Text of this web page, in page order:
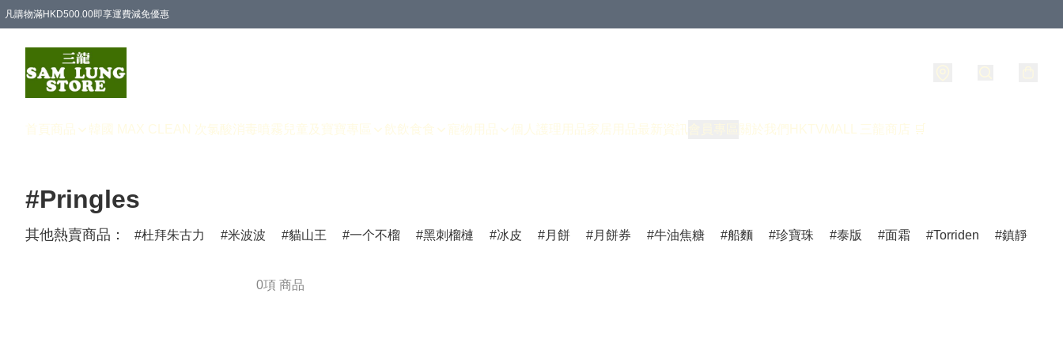
凡購物滿HKD500.00即享運費減免優惠
首頁 商品 韓國 MAX CLEAN 次氯酸消毒噴霧 兒童及寶寶專區 飲飲食食 寵物用品 個人護理用品家居用品 最新資訊 關於我們 HKTVMALL 三龍商店 🛒
#Pringles
其他熱賣商品： 杜拜朱古力 米波波 貓山王 一个不榴 黑刺榴槤 冰皮 月餅 月餅券 牛油焦糖 船麵 珍寶珠 泰版 面霜 Torriden 鎮靜
0項 商品